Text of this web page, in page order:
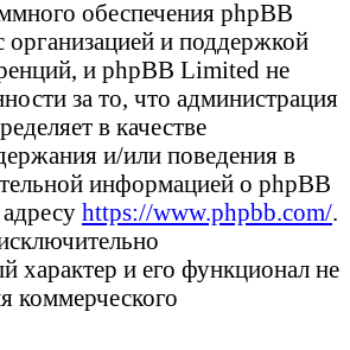
обеспечения phpBB
организацией и поддержкой
и phpBB Limited не
за то, что администрация
в качестве
и/или поведения в
информацией о phpBB
https://www.phpbb.com/
характер и его функционал не
коммерческого